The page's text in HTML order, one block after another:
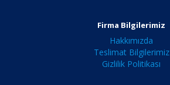
Firma Bilgilerimiz
Hakkımızda
Teslimat Bilgilerimiz
Gizlilik Politikası